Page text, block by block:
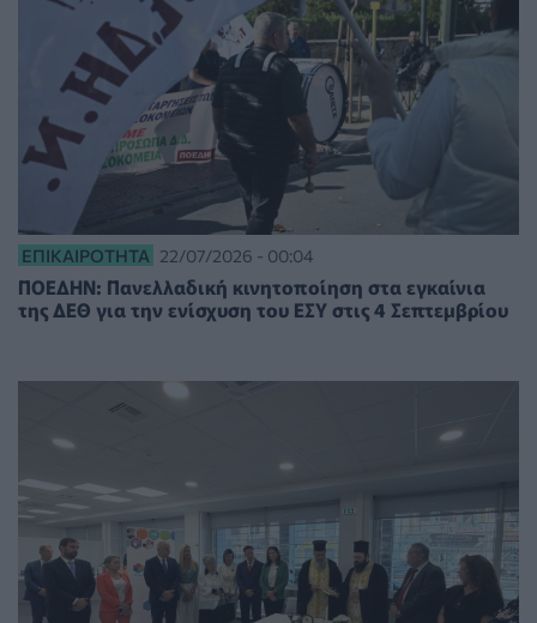
ΕΠΙΚΑΙΡΌΤΗΤΑ 22/07/2026 - 00:04
ΠΟΕΔΗΝ: Πανελλαδική κινητοποίηση στα εγκαίνια
της ΔΕΘ για την ενίσχυση του ΕΣΥ στις 4 Σεπτεμβρίου